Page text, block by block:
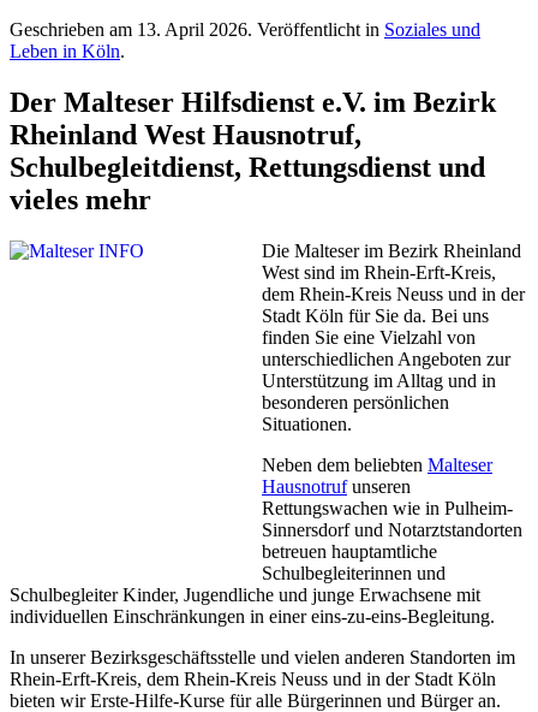
Geschrieben am 13. April 2026. Veröffentlicht in Soziales und
Leben in Köln.
Der Malteser Hilfsdienst e.V. im Bezirk
Rheinland West Hausnotruf,
Schulbegleitdienst, Rettungsdienst und
vieles mehr
Die Malteser im Bezirk Rheinland
West sind im Rhein-Erft-Kreis,
dem Rhein-Kreis Neuss und in der
Stadt Köln für Sie da. Bei uns
finden Sie eine Vielzahl von
unterschiedlichen Angeboten zur
Unterstützung im Alltag und in
besonderen persönlichen
Situationen.
Neben dem beliebten Malteser
Hausnotrufunseren
Rettungswachen wie in Pulheim-
Sinnersdorf und Notarztstandorten
betreuen hauptamtliche
Schulbegleiterinnen und
Schulbegleiter Kinder, Jugendliche und junge Erwachsene mit
individuellen Einschränkungen in einer eins-zu-eins-Begleitung.
In unserer Bezirksgeschäftsstelle und vielen anderen Standorten im
Rhein-Erft-Kreis, dem Rhein-Kreis Neuss und in der Stadt Köln
bieten wir Erste-Hilfe-Kurse für alle Bürgerinnen und Bürger an.